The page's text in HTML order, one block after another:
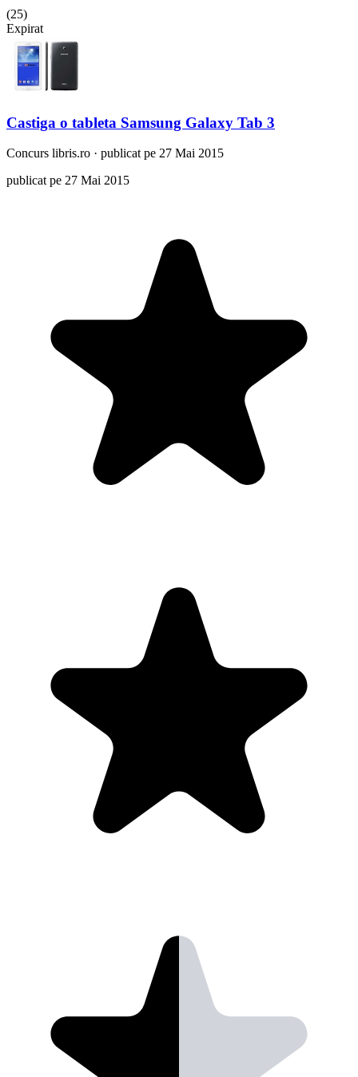
(25)
Expirat
Castiga o tableta Samsung Galaxy Tab 3
Concurs libris.ro · publicat pe 27 Mai 2015
publicat pe 27 Mai 2015